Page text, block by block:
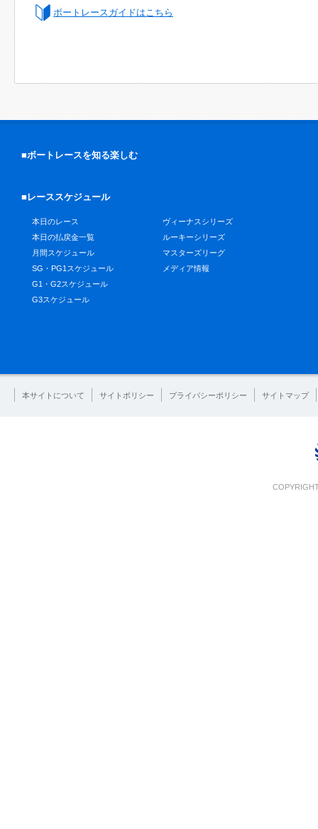
ボートレースガイドはこちら
■ボートレースを知る楽しむ
■レーススケジュール
本日のレース
本日の払戻金一覧
月間スケジュール
SG・PG1スケジュール
G1・G2スケジュール
G3スケジュール
ヴィーナスシリーズ
ルーキーシリーズ
マスターズリーグ
メディア情報
本サイトについて サイトポリシー プライバシーポリシー サイトマップ